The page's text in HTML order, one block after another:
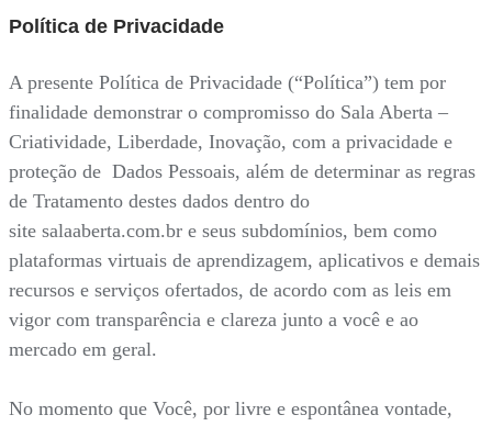
Política de Privacidade
A presente Política de Privacidade (“Política”) tem por
finalidade demonstrar o compromisso do Sala Aberta –
Criatividade, Liberdade, Inovação, com a privacidade e
proteção de Dados Pessoais, além de determinar as regras
de Tratamento destes dados dentro do
site salaaberta.com.br e seus subdomínios, bem como
plataformas virtuais de aprendizagem, aplicativos e demais
recursos e serviços ofertados, de acordo com as leis em
vigor com transparência e clareza junto a você e ao
mercado em geral.
No momento que Você, por livre e espontânea vontade,